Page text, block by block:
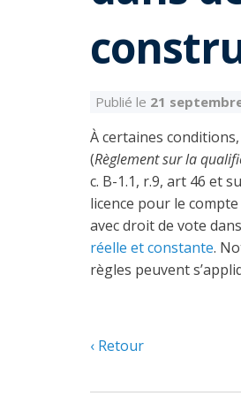
Publié le 21
À certaines
(Règlement sur la
c. B-1.1, r.9, art 46 et
licence pour le
avec droit de vote
réelle et constante.
règles peuvent
Retour